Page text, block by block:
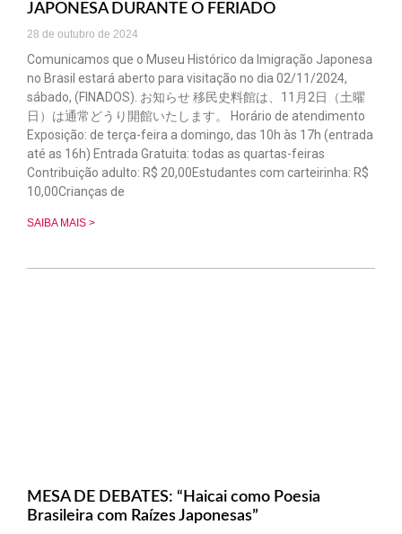
JAPONESA DURANTE O FERIADO
28 de outubro de 2024
Comunicamos que o Museu Histórico da Imigração Japonesa
no Brasil estará aberto para visitação no dia 02/11/2024,
sábado, (FINADOS). お知らせ 移民史料館は、11月2日（土曜
日）は通常どうり開館いたします。 Horário de atendimento
Exposição: de terça-feira a domingo, das 10h às 17h (entrada
até as 16h) Entrada Gratuita: todas as quartas-feiras
Contribuição adulto: R$ 20,00Estudantes com carteirinha: R$
10,00Crianças de
SAIBA MAIS >
MESA DE DEBATES: “Haicai como Poesia
Brasileira com Raízes Japonesas”